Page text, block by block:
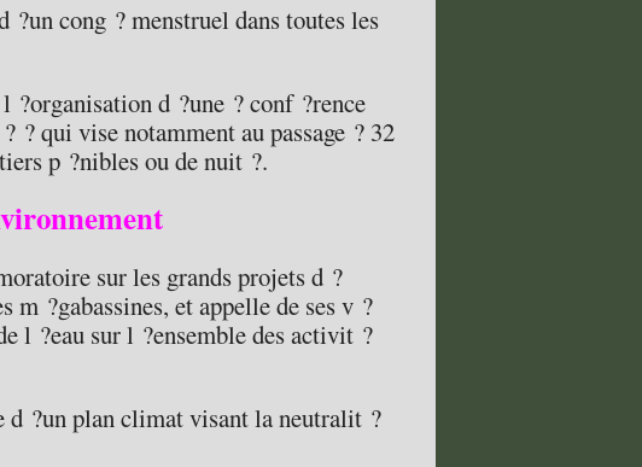
cong ? menstruel dans toutes les
?organisation d ?une ? conf ?rence
qui vise notamment au passage ? 32
p ?nibles ou de nuit ?.
sur les grands projets d ?
?gabassines, et appelle de ses v ?
l ?eau sur l ?ensemble des activit ?
d ?un plan climat visant la neutralit ?